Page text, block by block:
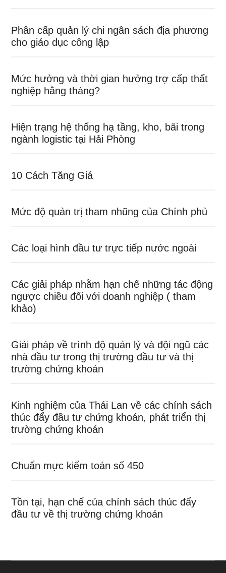
Phân cấp quản lý chi ngân sách địa phương
cho giáo dục công lập
Mức hưởng và thời gian hưởng trợ cấp thất
nghiệp hằng tháng?
Hiện trạng hệ thống hạ tầng, kho, bãi trong
ngành logistic tại Hải Phòng
10 Cách Tăng Giá
Mức độ quản trị tham nhũng của Chính phủ
Các loại hình đầu tư trực tiếp nước ngoài
Các giải pháp nhằm hạn chế những tác động
ngược chiều đối với doanh nghiệp ( tham
khảo)
Giải pháp về trình độ quản lý và đội ngũ các
nhà đầu tư trong thị trường đầu tư và thị
trường chứng khoán
Kinh nghiệm của Thái Lan về các chính sách
thúc đẩy đầu tư chứng khoán, phát triển thị
trường chứng khoán
Chuẩn mực kiểm toán số 450
Tồn tại, hạn chế của chính sách thúc đẩy
đầu tư về thị trường chứng khoán